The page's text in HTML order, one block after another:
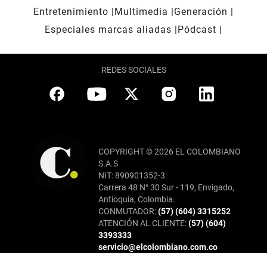
Entretenimiento
Multimedia
Generación
Especiales marcas aliadas
Pódcast
REDES SOCIALES
COPYRIGHT © 2026 EL COLOMBIANO
S.A.S
NIT: 890901352-3
Carrera 48 N° 30 Sur - 119, Envigado,
Antioquia, Colombia.
CONMUTADOR:(57) (604) 3315252
ATENCIÓN AL CLIENTE:(57) (604)
3393333
servicio@elcolombiano.com.co